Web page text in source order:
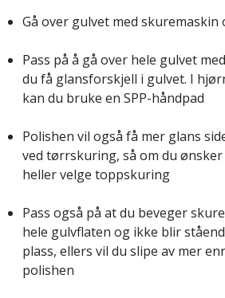
Gå over gulvet med skuremaskin
Pass på å gå over hele gulvet
du få glansforskjell i gulvet. I
kan du bruke en SPP-håndpad
Polishen vil også få mer glans
ved tørrskuring, så om du
heller velge toppskuring
Pass også på at du beveger
hele gulvflaten og ikke blir
plass, ellers vil du slipe av mer
polishen